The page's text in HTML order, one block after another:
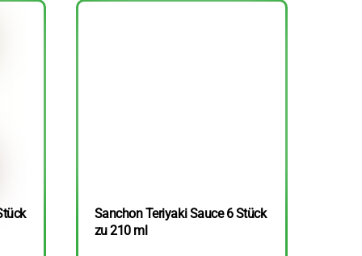
Sanchon Teriyaki Sauce 6 Stück
zu 210 ml